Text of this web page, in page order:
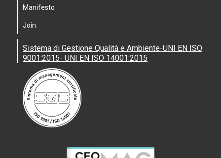
Manifesto
Join
Sistema di Gestione Qualità e Ambiente-UNI EN ISO
9001:2015- UNI EN ISO 14001:2015